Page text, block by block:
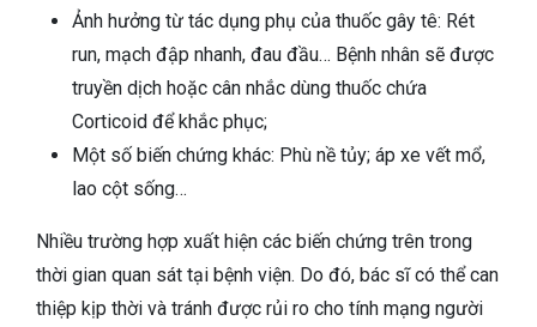
Ảnh hưởng từ tác dụng phụ của thuốc gây tê: Rét
run, mạch đập nhanh, đau đầu… Bệnh nhân sẽ được
truyền dịch hoặc cân nhắc dùng thuốc chứa
Corticoid để khắc phục;
Một số biến chứng khác: Phù nề tủy; áp xe vết mổ,
lao cột sống…
Nhiều trường hợp xuất hiện các biến chứng trên trong
thời gian quan sát tại bệnh viện. Do đó, bác sĩ có thể can
thiệp kịp thời và tránh được rủi ro cho tính mạng người